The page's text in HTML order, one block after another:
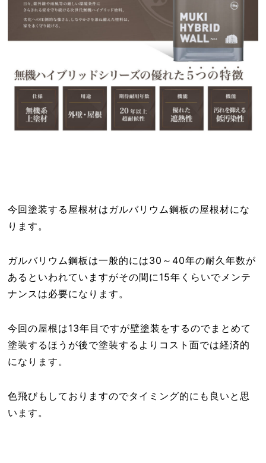
今回塗装する屋根材はガルバリウム鋼板の屋根材にな
ります。
ガルバリウム鋼板は一般的には30～40年の耐久年数が
あるといわれていますがその間に15年くらいでメンテ
ナンスは必要になります。
今回の屋根は13年目ですが壁塗装をするのでまとめて
塗装するほうが後で塗装するよりコスト面では経済的
になります。
色飛びもしておりますのでタイミング的にも良いと思
います。